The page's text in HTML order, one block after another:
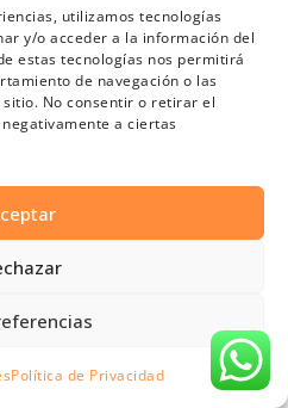
utilizamos tecnologías
y/o acceder a la información del
estas tecnologías nos permitirá
de navegación o las
No consentir o retirar el
a ciertas
Política de Privacidad
para montar un
tiene el entrenador